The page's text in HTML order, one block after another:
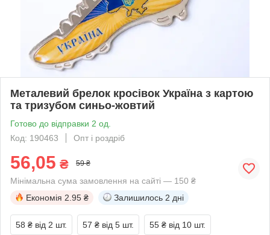
Металевий брелок кросівок Україна з картою
та тризубом синьо-жовтий
Готово до відправки 2 од.
Код: 190463
Опт і роздріб
56,05 ₴ 59 ₴
Мінімальна сума замовлення на сайті — 150 ₴
Економія 2.95 ₴ Залишилось 2 дні
58 ₴ від 2 шт. 57 ₴ від 5 шт. 55 ₴ від 10 шт.